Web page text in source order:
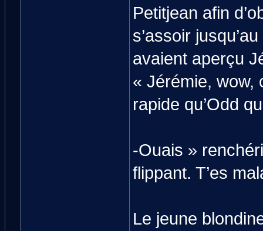
Petitjean afin
s’assoir
avaient aperçu
« Jérémie, wow,
rapide qu’Odd
-Ouais »
flippant. T’es
Le jeune